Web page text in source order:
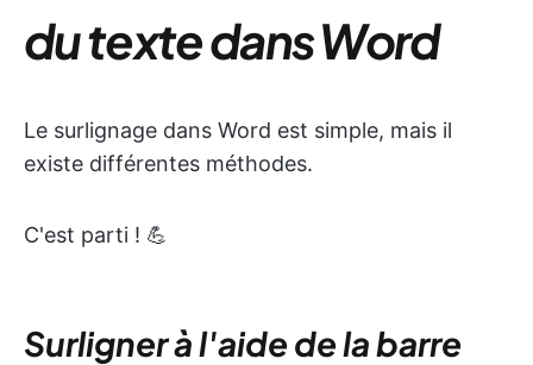
du texte dans Word
Le surlignage dans Word est simple, mais il
existe différentes méthodes.
C'est parti ! 💪
Surligner à l'aide de la barre